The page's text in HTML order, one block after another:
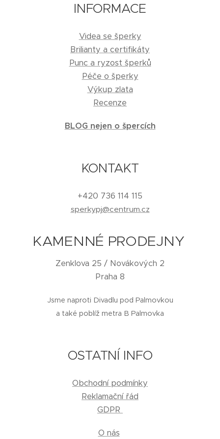
INFORMACE
Videa se šperky
Brilianty a certifikáty
Punc a ryzost šperků
Péče o šperky
Výkup zlata
Recenze
BLOG nejen o špercích
KONTAKT
+420 736 114 115
sperkypj@centrum.cz
KAMENNÉ PRODEJNY
Zenklova 25 / Novákových 2
Praha 8
Jsme naproti Divadlu pod Palmovkou
a také poblíž metra B Palmovka
OSTATNÍ INFO
Obchodní podmínky
Reklamační řád
GDPR
O nás